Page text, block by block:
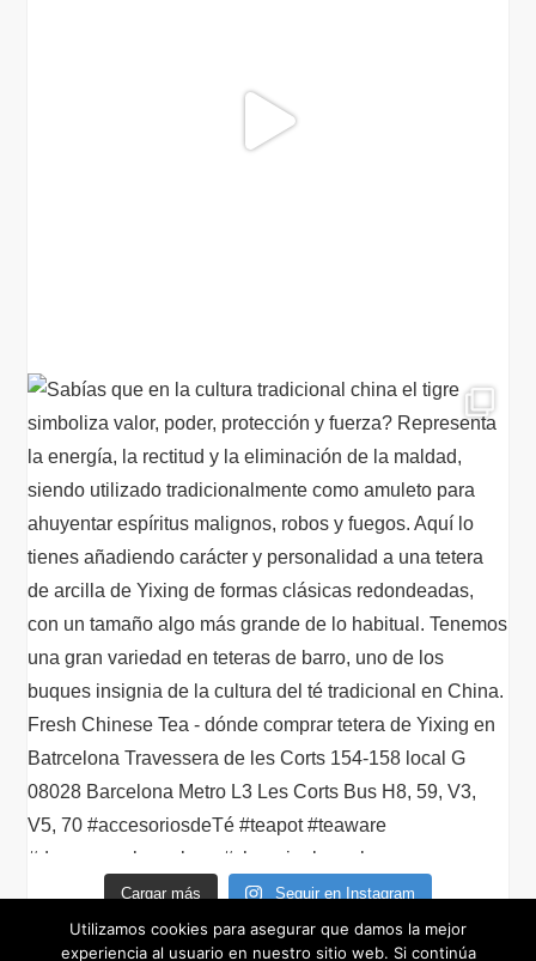
Cargar más Seguir en Instagram
Utilizamos cookies para asegurar que damos la mejor
experiencia al usuario en nuestro sitio web. Si continúa